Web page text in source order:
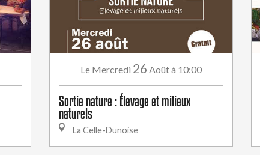
Le Mercredi 26 Aoûtà 10:00
Sortie nature : Élevage et milieux
naturels
La Celle-Dunoise